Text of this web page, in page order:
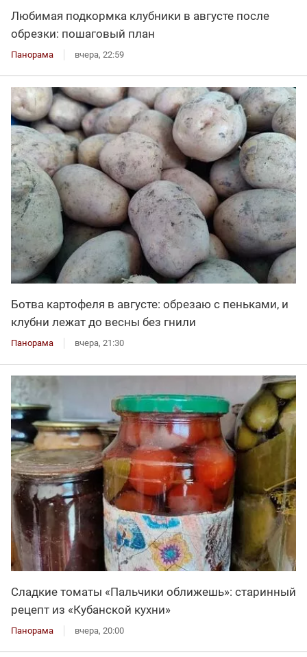
Любимая подкормка клубники в августе после
обрезки: пошаговый план
Панорама вчера, 22:59
Ботва картофеля в августе: обрезаю с пеньками, и
клубни лежат до весны без гнили
Панорама вчера, 21:30
Сладкие томаты «Пальчики оближешь»: старинный
рецепт из «Кубанской кухни»
Панорама вчера, 20:00